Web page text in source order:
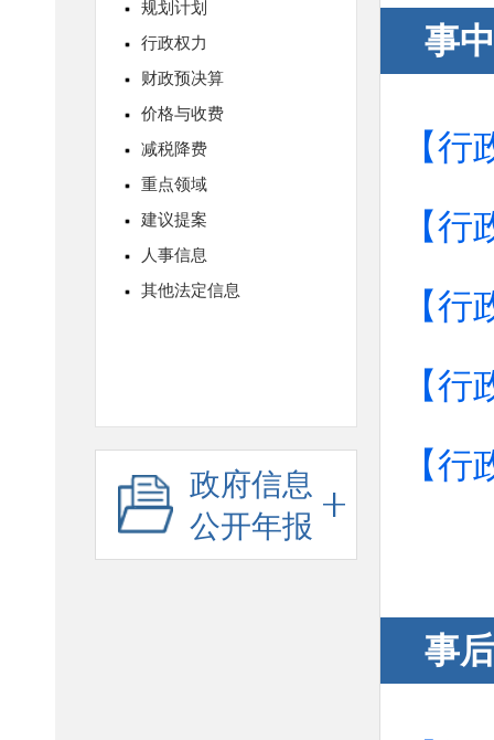
政府信息
公开年报
事
【
【
【
【
【
事